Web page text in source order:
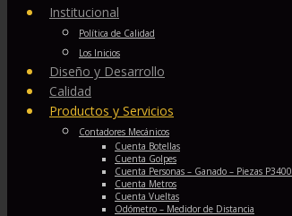
Institucional
Política de Calidad
Los Inicios
Diseño y Desarrollo
Calidad
Productos y Servicios
Contadores Mecánicos
Cuenta Botellas
Cuenta Golpes
Cuenta Personas – Ganado – Piezas P3400
Cuenta Metros
Cuenta Vueltas
Odómetro – Medidor de Distancia